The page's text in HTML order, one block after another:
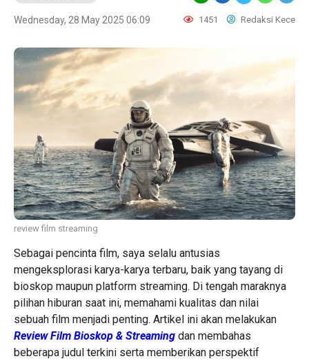
Wednesday, 28 May 2025 06:09 1451 Redaksi Kece
review film streaming
Sebagai pencinta film, saya selalu antusias
mengeksplorasi karya-karya terbaru, baik yang tayang di
bioskop maupun platform streaming. Di tengah maraknya
pilihan hiburan saat ini, memahami kualitas dan nilai
sebuah film menjadi penting. Artikel ini akan melakukan
Review Film Bioskop & Streaming dan membahas
beberapa judul terkini serta memberikan perspektif